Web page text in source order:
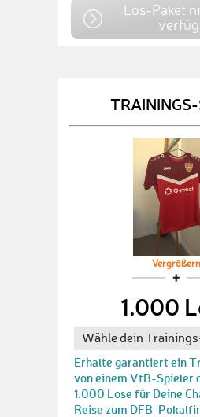
Los-Paket
Vergrößern
1.000
Erhalte garantiert ein
von einem VfB-Spieler
1.000 Lose für Deine
Reise zum DFB-